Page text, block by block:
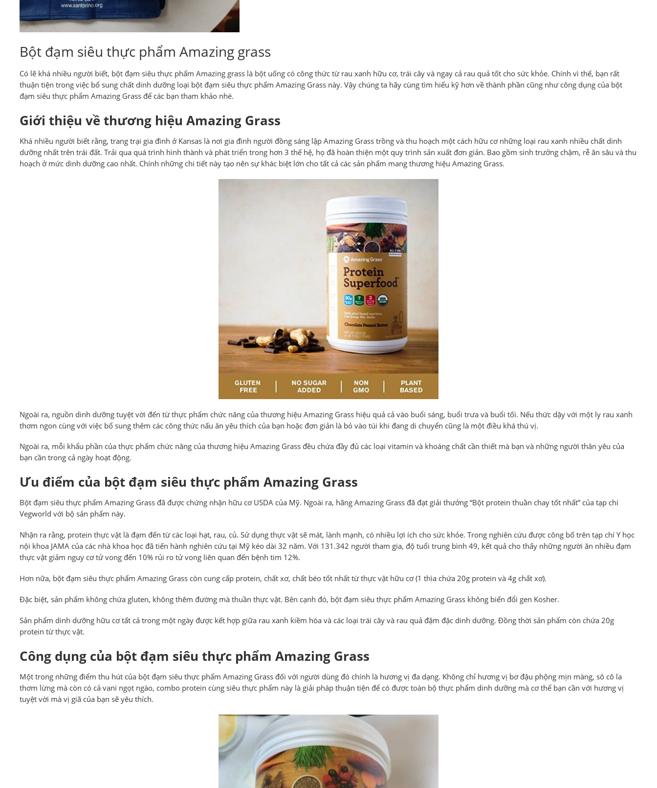
Bột đạm siêu thực phẩm Amazing grass
Có lẽ khá nhiều người biết, bột đạm siêu thực phẩm Amazing grass là bột uống có công thức từ rau xanh hữu cơ, trái cây và ngay cả rau quả tốt cho sức khỏe. Chính vì thế, bạn rất
thuận tiện trong việc bổ sung chất dinh dưỡng loại bột đạm siêu thực phẩm Amazing Grass này. Vậy chúng ta hãy cùng tìm hiểu kỹ hơn về thành phần cũng như công dụng của bột
đạm siêu thực phẩm Amazing Grass để các bạn tham khảo nhé.
Giới thiệu về thương hiệu Amazing Grass
Khá nhiều người biết rằng, trang trại gia đình ở Kansas là nơi gia đình người đồng sáng lập Amazing Grass trồng và thu hoạch một cách hữu cơ những loại rau xanh nhiều chất dinh
dưỡng nhất trên trái đất. Trải qua quá trình hình thành và phát triển trong hơn 3 thế hệ, họ đã hoàn thiện một quy trình sản xuất đơn giản. Bao gồm sinh trưởng chậm, rễ ăn sâu và thu
hoạch ở mức dinh dưỡng cao nhất. Chính những chi tiết này tạo nên sự khác biệt lớn cho tất cả các sản phẩm mang thương hiệu Amazing Grass.
Ngoài ra, nguồn dinh dưỡng tuyệt vời đến từ thực phẩm chức năng của thương hiệu Amazing Grass hiệu quả cả vào buổi sáng, buổi trưa và buổi tối. Nếu thức dậy với một ly rau xanh
thơm ngon cùng với việc bổ sung thêm các công thức nấu ăn yêu thích của bạn hoặc đơn giản là bỏ vào túi khi đang di chuyển cũng là một điều khá thú vị.
Ngoài ra, mỗi khẩu phần của thực phẩm chức năng của thương hiệu Amazing Grass đều chứa đầy đủ các loại vitamin và khoáng chất cần thiết mà bạn và những người thân yêu của
bạn cần trong cả ngày hoạt động.
Ưu điểm của bột đạm siêu thực phẩm Amazing Grass
Bột đạm siêu thực phẩm Amazing Grass đã được chứng nhận hữu cơ USDA của Mỹ. Ngoài ra, hãng Amazing Grass đã đạt giải thưởng “Bột protein thuần chay tốt nhất” của tạp chí
Vegworld với bộ sản phẩm này.
Nhận ra rằng, protein thực vật là đạm đến từ các loại hạt, rau, củ. Sử dụng thực vật sẽ mát, lành mạnh, có nhiều lợi ích cho sức khỏe. Trong nghiên cứu được công bố trên tạp chí Y học
nội khoa JAMA của các nhà khoa học đã tiến hành nghiên cứu tại Mỹ kéo dài 32 năm. Với 131.342 người tham gia, độ tuổi trung bình 49, kết quả cho thấy những người ăn nhiều đạm
thực vật giảm nguy cơ tử vong đến 10% rủi ro tử vong liên quan đến bệnh tim 12%.
Hơn nữa, bột đạm siêu thực phẩm Amazing Grass còn cung cấp protein, chất xơ, chất béo tốt nhất từ thực vật hữu cơ (1 thìa chứa 20g protein và 4g chất xơ).
Đặc biệt, sản phẩm không chứa gluten, không thêm đường mà thuần thực vật. Bên cạnh đó, bột đạm siêu thực phẩm Amazing Grass không biến đổi gen Kosher.
Sản phẩm dinh dưỡng hữu cơ tất cả trong một ngày được kết hợp giữa rau xanh kiềm hóa và các loại trái cây và rau quả đậm đặc dinh dưỡng. Đồng thời sản phẩm còn chứa 20g
protein từ thực vật.
Công dụng của bột đạm siêu thực phẩm Amazing Grass
Một trong những điểm thu hút của bột đạm siêu thực phẩm Amazing Grass đối với người dùng đó chính là hương vị đa dạng. Không chỉ hương vị bơ đậu phộng mịn màng, sô cô la
thơm lừng mà còn có cả vani ngọt ngào, combo protein cùng siêu thực phẩm này là giải pháp thuận tiện để có được toàn bộ thực phẩm dinh dưỡng mà cơ thể bạn cần với hương vị
tuyệt vời mà vị giã của bạn sẽ yêu thích.